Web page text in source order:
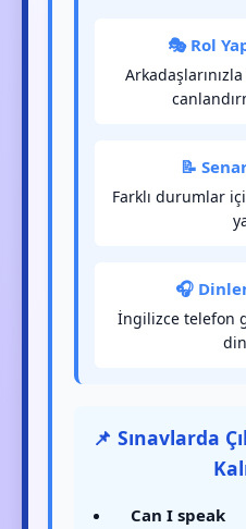
🎭 Rol
📝
Farklı durumlar
🎧
İngilizce telefon
📌 Sınavlarda
Can I speak